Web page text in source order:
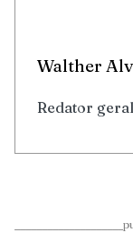
Walther
Redator geral